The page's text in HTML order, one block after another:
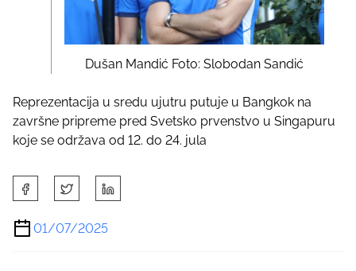
Dušan Mandić Foto: Slobodan Sandić
Reprezentacija u sredu ujutru putuje u Bangkok na
završne pripreme pred Svetsko prvenstvo u Singapuru
koje se održava od 12. do 24. jula
h
a
r
01/07/2025